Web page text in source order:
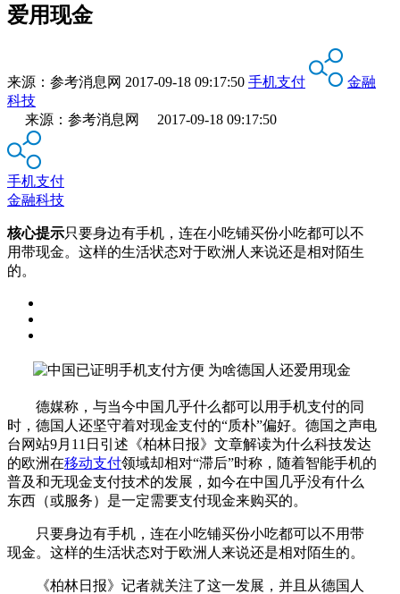
爱用现金
来源： 参考消息网 2017-09-18 09:17:50 手机支付
金融
科技
来源：参考消息网 2017-09-18 09:17:50
手机支付
金融科技
核心提示只要身边有手机，连在小吃铺买份小吃都可以不
用带现金。这样的生活状态对于欧洲人来说还是相对陌生
的。
德媒称，与当今中国几乎什么都可以用手机支付的同
时，德国人还坚守着对现金支付的“质朴”偏好。德国之声电
台网站9月11日引述《柏林日报》文章解读为什么科技发达
的欧洲在移动支付领域却相对“滞后”时称，随着智能手机的
普及和无现金支付技术的发展，如今在中国几乎没有什么
东西（或服务）是一定需要支付现金来购买的。
只要身边有手机，连在小吃铺买份小吃都可以不用带
现金。这样的生活状态对于欧洲人来说还是相对陌生的。
《柏林日报》记者就关注了这一发展，并且从德国人